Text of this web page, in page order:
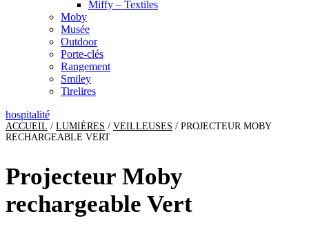
Miffy – Textiles
Moby
Musée
Outdoor
Porte-clés
Rangement
Smiley
Tirelires
hospitalité
ACCUEIL / LUMIÈRES / VEILLEUSES / PROJECTEUR MOBY
RECHARGEABLE VERT
Projecteur Moby
rechargeable Vert